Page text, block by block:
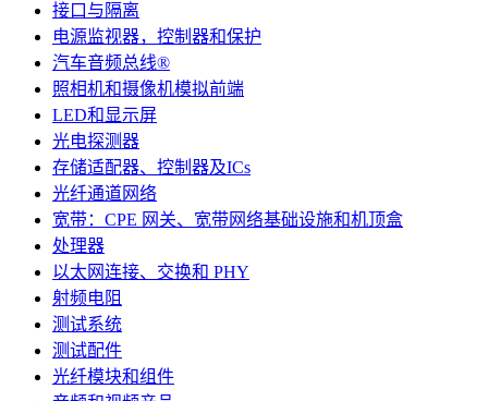
接口与隔离
电源监视器，控制器和保护
汽车音频总线®
照相机和摄像机模拟前端
LED和显示屏
光电探测器
存储适配器、控制器及ICs
光纤通道网络
宽带：CPE 网关、宽带网络基础设施和机顶盒
处理器
以太网连接、交换和 PHY
射频电阻
测试系统
测试配件
光纤模块和组件